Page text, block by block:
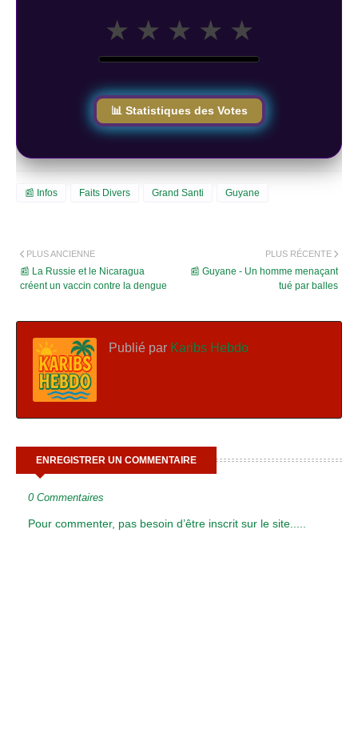
★ ★ ★ ★ ★
📊 Statistiques des Votes
📰 Infos Faits Divers Grand Santi Guyane
PLUS RÉCENTE
📰 Guyane - Un homme menaçant
tué par balles
PLUS ANCIENNE
📰 La Russie et le Nicaragua
créent un vaccin contre la dengue
Publié par Karibs Hebdo
ENREGISTRER UN COMMENTAIRE
0 Commentaires
Pour commenter, pas besoin d’être inscrit sur le site.....